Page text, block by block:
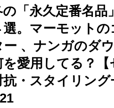
「永久定番名品
選。マーモット
ー 、ナンガのダ
を愛用してる？
抗・スタイリング